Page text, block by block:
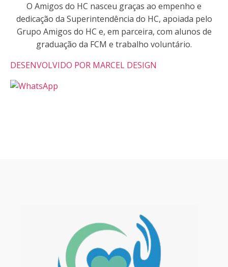
O Amigos do HC nasceu graças ao empenho e
dedicação da Superintendência do HC, apoiada pelo
Grupo Amigos do HC e, em parceira, com alunos de
graduação da FCM e trabalho voluntário.
DESENVOLVIDO POR MARCEL DESIGN